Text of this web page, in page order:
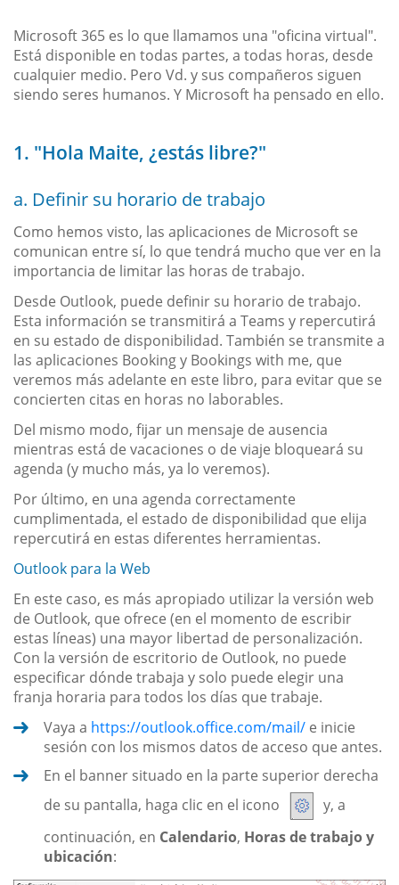
Microsoft 365 es lo que llamamos una "oficina virtual".
Está disponible en todas partes, a todas horas, desde
cualquier medio. Pero Vd. y sus compañeros siguen
siendo seres humanos. Y Microsoft ha pensado en ello.
1. "Hola Maite, ¿estás libre?"
a. Definir su horario de trabajo
Como hemos visto, las aplicaciones de Microsoft se
comunican entre sí, lo que tendrá mucho que ver en la
importancia de limitar las horas de trabajo.
Desde Outlook, puede definir su horario de trabajo.
Esta información se transmitirá a Teams y repercutirá
en su estado de disponibilidad. También se transmite a
las aplicaciones Booking y Bookings with me, que
veremos más adelante en este libro, para evitar que se
concierten citas en horas no laborables.
Del mismo modo, fijar un mensaje de ausencia
mientras está de vacaciones o de viaje bloqueará su
agenda (y mucho más, ya lo veremos).
Por último, en una agenda correctamente
cumplimentada, el estado de disponibilidad que elija
repercutirá en estas diferentes herramientas.
Outlook para la Web
En este caso, es más apropiado utilizar la versión web
de Outlook, que ofrece (en el momento de escribir
estas líneas) una mayor libertad de personalización.
Con la versión de escritorio de Outlook, no puede
especificar dónde trabaja y solo puede elegir una
franja horaria para todos los días que trabaje.
Vaya a https://outlook.office.com/mail/ e inicie
sesión con los mismos datos de acceso que antes.
En el banner situado en la parte superior derecha
de su pantalla, haga clic en el icono
y, a
continuación, en Calendario, Horas de trabajo y
ubicación: